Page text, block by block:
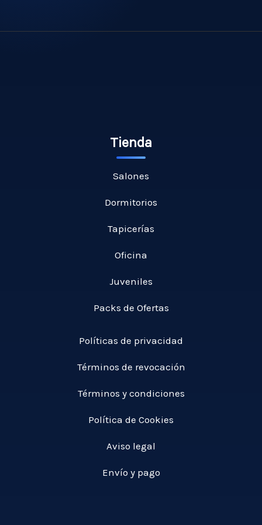
Tienda
Salones
Dormitorios
Tapicerías
Oficina
Juveniles
Packs de Ofertas
Políticas de privacidad
Términos de revocación
Términos y condiciones
Política de Cookies
Aviso legal
Envío y pago